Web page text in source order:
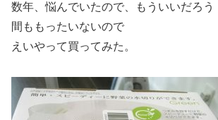
数年、悩んでいたので、もういいだろ
間ももったいないので
えいやって買ってみた。